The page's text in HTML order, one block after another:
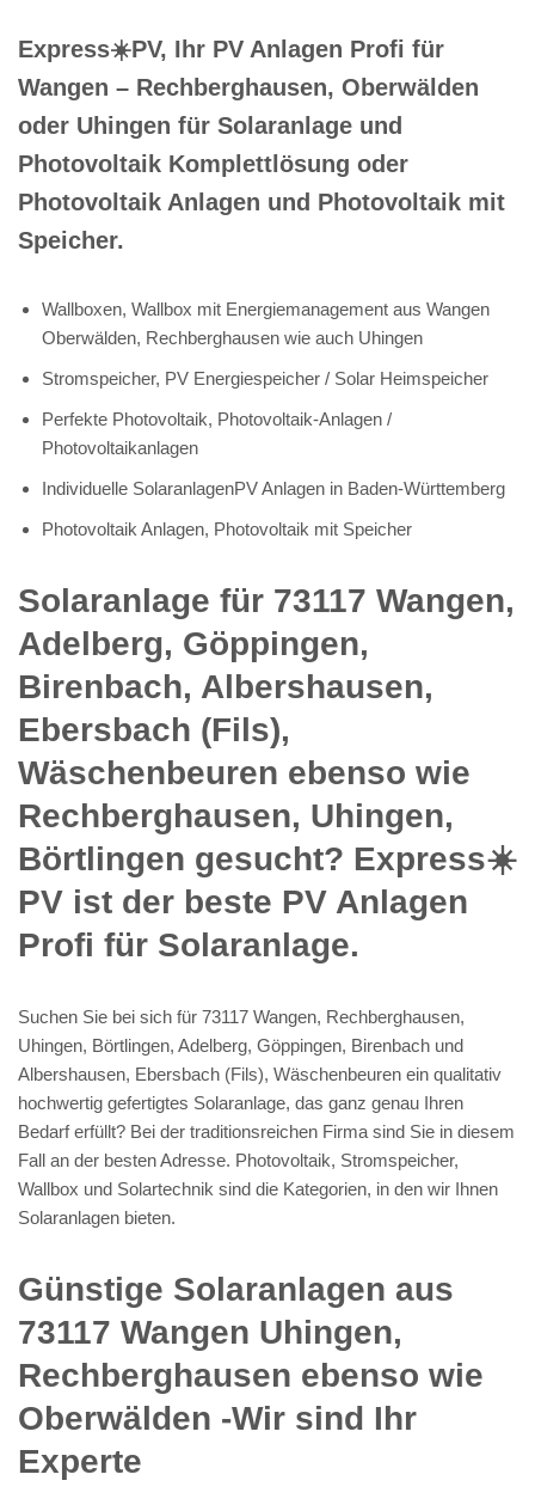
Express☀️PV️, Ihr PV Anlagen Profi für
Wangen – Rechberghausen, Oberwälden
oder Uhingen für Solaranlage und
Photovoltaik Komplettlösung oder
Photovoltaik Anlagen und Photovoltaik mit
Speicher.
Wallboxen, Wallbox mit Energiemanagement aus Wangen
Oberwälden, Rechberghausen wie auch Uhingen
Stromspeicher, PV Energiespeicher / Solar Heimspeicher
Perfekte Photovoltaik, Photovoltaik-Anlagen /
Photovoltaikanlagen
Individuelle SolaranlagenPV Anlagen in Baden-Württemberg
Photovoltaik Anlagen, Photovoltaik mit Speicher
Solaranlage für 73117 Wangen,
Adelberg, Göppingen,
Birenbach, Albershausen,
Ebersbach (Fils),
Wäschenbeuren ebenso wie
Rechberghausen, Uhingen,
Börtlingen gesucht? Express☀️
PV️ ist der beste PV Anlagen
Profi für Solaranlage.
Suchen Sie bei sich für 73117 Wangen, Rechberghausen,
Uhingen, Börtlingen, Adelberg, Göppingen, Birenbach und
Albershausen, Ebersbach (Fils), Wäschenbeuren ein qualitativ
hochwertig gefertigtes Solaranlage, das ganz genau Ihren
Bedarf erfüllt? Bei der traditionsreichen Firma sind Sie in diesem
Fall an der besten Adresse. Photovoltaik, Stromspeicher,
Wallbox und Solartechnik sind die Kategorien, in den wir Ihnen
Solaranlagen bieten.
Günstige Solaranlagen aus
73117 Wangen Uhingen,
Rechberghausen ebenso wie
Oberwälden -Wir sind Ihr
Experte